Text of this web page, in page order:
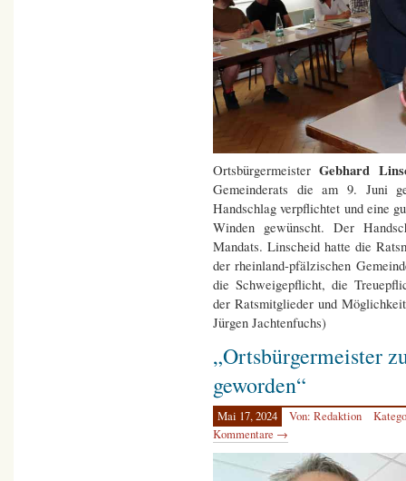
OrtsbürgermeisterGebhard
Gemeinderats die am 9. Juni
Handschlag verpflichtet und eine
Winden gewünscht. Der
Mandats. Linscheid hatte die
der rheinland-pfälzischen
die Schweigepflicht, die
der Ratsmitglieder und
Jürgen Jachtenfuchs)
„Ortsbürgermeister
geworden“
Mai 17, 2024 Von: Redaktion
Kommentare →